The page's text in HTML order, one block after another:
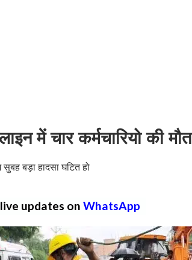
में चार कर्मचारियो की मौत
बड़ा हादसा घटित हो
updates on WhatsApp